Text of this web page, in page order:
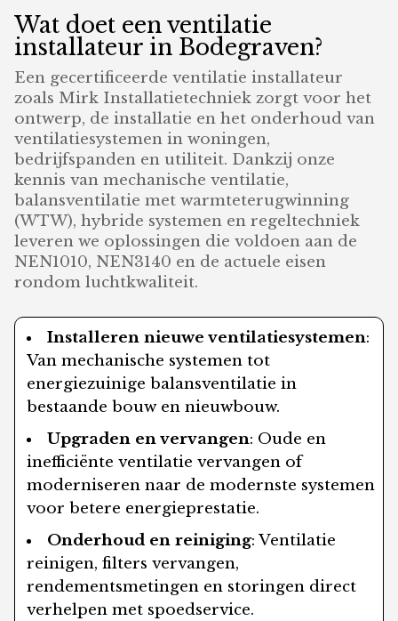
Wat doet een ventilatie
installateur in Bodegraven?
Een gecertificeerde ventilatie installateur
zoals Mirk Installatietechniek zorgt voor het
ontwerp, de installatie en het onderhoud van
ventilatiesystemen in woningen,
bedrijfspanden en utiliteit. Dankzij onze
kennis van mechanische ventilatie,
balansventilatie met warmteterugwinning
(WTW), hybride systemen en regeltechniek
leveren we oplossingen die voldoen aan de
NEN1010, NEN3140 en de actuele eisen
rondom luchtkwaliteit.
Installeren nieuwe ventilatiesystemen:
Van mechanische systemen tot
energiezuinige balansventilatie in
bestaande bouw en nieuwbouw.
Upgraden en vervangen: Oude en
inefficiënte ventilatie vervangen of
moderniseren naar de modernste systemen
voor betere energieprestatie.
Onderhoud en reiniging: Ventilatie
reinigen, filters vervangen,
rendementsmetingen en storingen direct
verhelpen met spoedservice.